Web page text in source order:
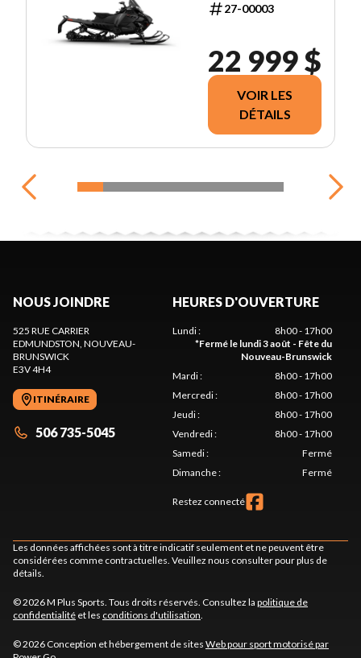
27-00003
22 999 $
VOIR LES
DÉTAILS
NOUS JOINDRE
525 RUE CARRIER
EDMUNDSTON , NOUVEAU-
BRUNSWICK
E3V 4H4
ITINÉRAIRE
506 735-5045
HEURES D'OUVERTURE
Lundi:
8h00 - 17h00
*Fermé le lundi 3 août - Fête du
Nouveau-Brunswick
Mardi:
8h00 - 17h00
Mercredi:
8h00 - 17h00
Jeudi:
8h00 - 17h00
Vendredi:
8h00 - 17h00
Samedi:
Fermé
Dimanche: Fermé
Restez connecté
Les données affichées sont à titre indicatif seulement et ne peuvent être
considérées comme contractuelles. Veuillez nous consulter pour plus de
détails.
© 2026 M Plus Sports. Tous droits réservés. Consultez la politique de
confidentialité et les conditions d'utilisation
© 2026 Conception et hébergement de sites Web pour sport motorisé par